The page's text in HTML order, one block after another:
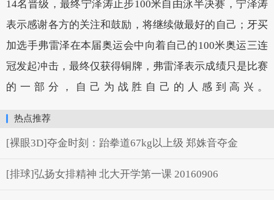
14名晋级，最终宁泽涛止步100米自由泳半决赛，宁泽涛
表示感谢各方的关注和鼓励，将继续做最好的自己；牙买
加选手弗雷泽在本届奥运会中向着自己的100米奥运三连
冠发起冲击，最终仅获得铜牌，弗雷泽表示成绩只是比赛
的一部分，自己为战胜自己的人感到高兴。
热点推荐
[裸眼3D]夺金时刻：跆拳道67kg以上级 郑姝音夺金
[排球]弘扬女排精神 北大开学第一课 20160906